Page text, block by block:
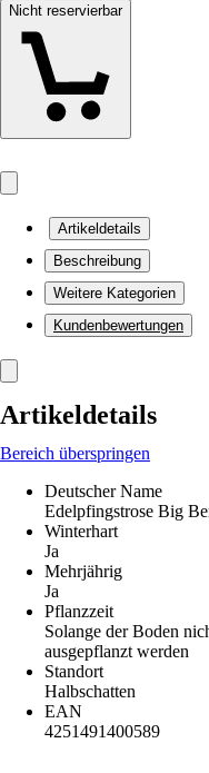
Nicht reservierbar
Artikeldetails
Beschreibung
Weitere Kategorien
Kundenbewertungen
Artikeldetails
Bereich überspringen
Deutscher Name
Edelpfingstrose Big
Winterhart
Ja
Mehrjährig
Ja
Pflanzzeit
Solange der Boden
ausgepflanzt werden
Standort
Halbschatten
EAN
4251491400589